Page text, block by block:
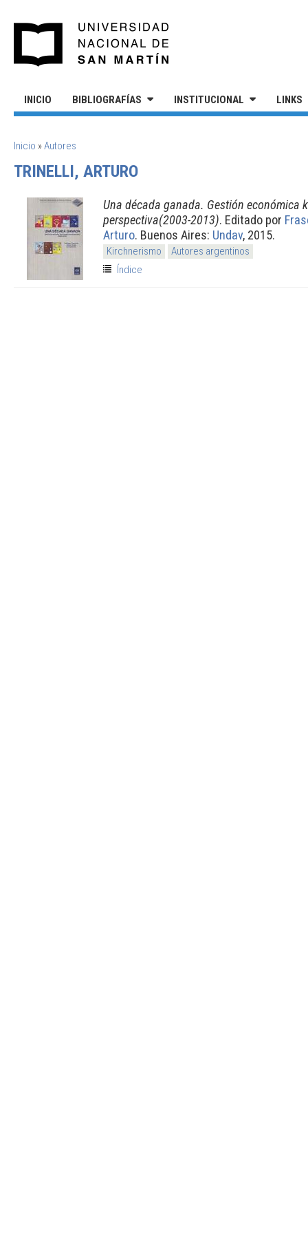
INICIO BIBLIOGRAFÍAS INSTITUCIONAL LINKS
SE ENCUENTRA USTED AQUÍ
Inicio »Autores
TRINELLI, ARTURO
Una década ganada. Gestión económica
perspectiva(2003-2013). Editado por
Arturo. Buenos Aires: Undav, 2015.
Kirchnerismo
Autores argentinos
Índice